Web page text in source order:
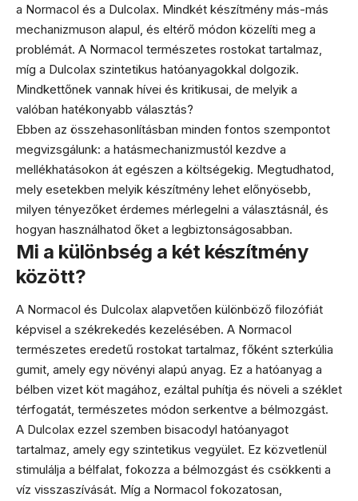
a Normacol és a Dulcolax. Mindkét készítmény más-más
mechanizmuson alapul, és eltérő módon közelíti meg a
problémát. A Normacol természetes rostokat tartalmaz,
míg a Dulcolax szintetikus hatóanyagokkal dolgozik.
Mindkettőnek vannak hívei és kritikusai, de melyik a
valóban hatékonyabb választás?
Ebben az összehasonlításban minden fontos szempontot
megvizsgálunk: a hatásmechanizmustól kezdve a
mellékhatásokon át egészen a költségekig. Megtudhatod,
mely esetekben melyik készítmény lehet előnyösebb,
milyen tényezőket érdemes mérlegelni a választásnál, és
hogyan használhatod őket a legbiztonságosabban.
Mi a különbség a két készítmény
között?
A Normacol és Dulcolax alapvetően különböző filozófiát
képvisel a székrekedés kezelésében. A Normacol
természetes eredetű rostokat tartalmaz, főként szterkúlia
gumit, amely egy növényi alapú anyag. Ez a hatóanyag a
bélben vizet köt magához, ezáltal puhítja és növeli a széklet
térfogatát, természetes módon serkentve a bélmozgást.
A Dulcolax ezzel szemben bisacodyl hatóanyagot
tartalmaz, amely egy szintetikus vegyület. Ez közvetlenül
stimulálja a bélfalat, fokozza a bélmozgást és csökkenti a
víz visszaszívását. Míg a Normacol fokozatosan,